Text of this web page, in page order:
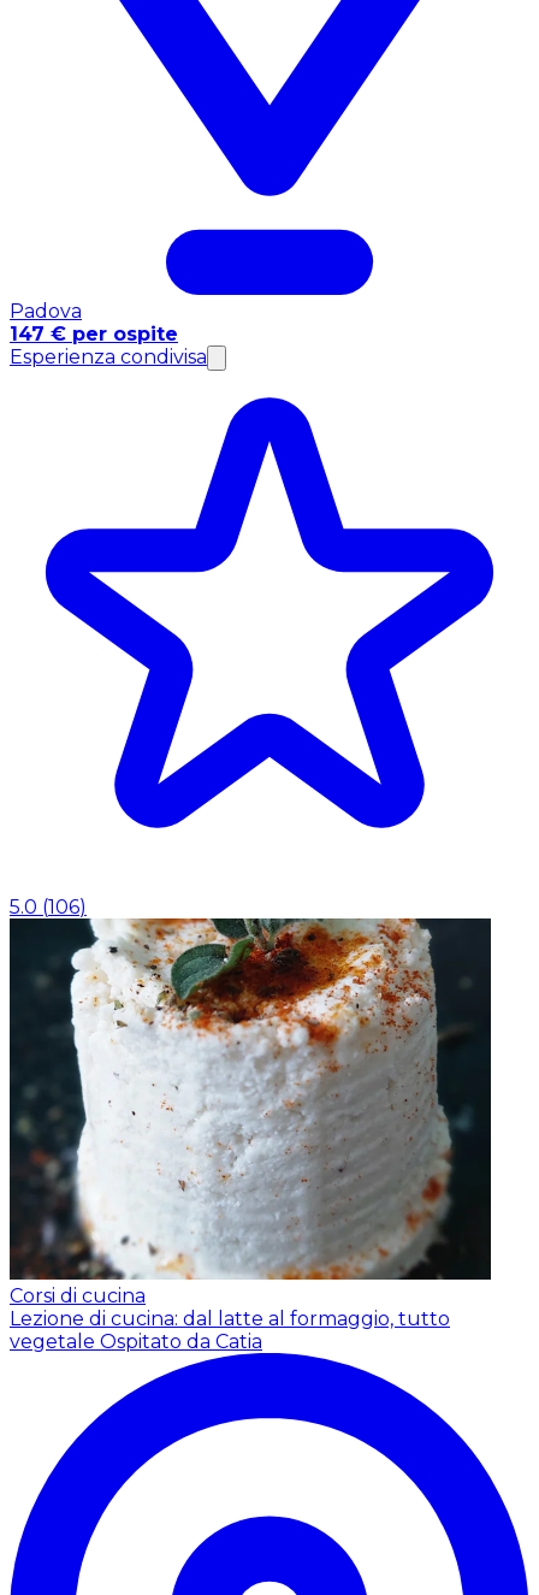
Padova
147 € per ospite
Esperienza condivisa
5.0 (106)
Corsi di cucina
Lezione di cucina: dal latte al formaggio, tutto
vegetale Ospitato da Catia